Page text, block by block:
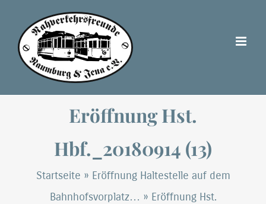
Inhalt
springen
Eröffnung Hst.
Hbf._20180914 (13)
Startseite » Eröffnung Haltestelle auf dem
Bahnhofsvorplatz… » Eröffnung Hst.